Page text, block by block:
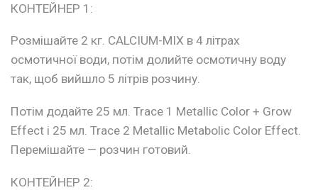
КОНТЕЙНЕР 1:
Розмішайте 2 кг. CALCIUM-MIX в 4 літрах
осмотичної води, потім долийте осмотичну воду
так, щоб вийшло 5 літрів розчину.
Потім додайте 25 мл. Trace 1 Metallic Color + Grow
Effect і 25 мл. Trace 2 Metallic Metabolic Color Effect.
Перемішайте — розчин готовий.
КОНТЕЙНЕР 2: